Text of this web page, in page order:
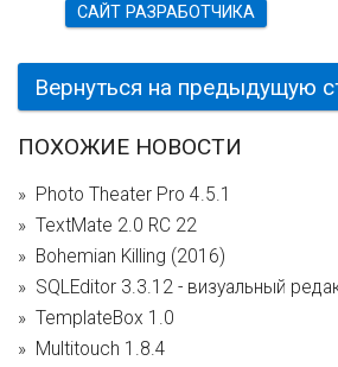
САЙТ РАЗРАБОТЧИКА
Вернуться на предыдущую
ПОХОЖИЕ НОВОСТИ
Photo Theater Pro 4.5.1
TextMate 2.0 RC 22
Bohemian Killing (2016)
SQLEditor 3.3.12 - визуальный
TemplateBox 1.0
Multitouch 1.8.4